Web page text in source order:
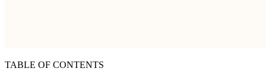
TABLE OF CONTENTS